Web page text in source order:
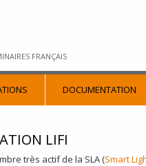
FRANÇAIS
DOCUMENTATION
LIFI
très actif de la SLA (Smart